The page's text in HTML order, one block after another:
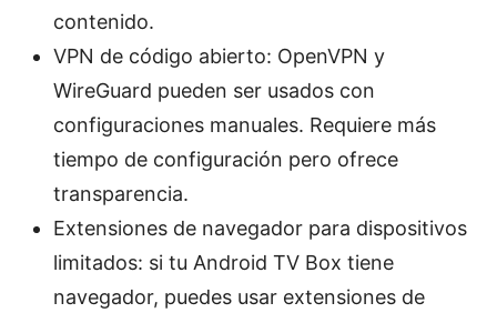
contenido.
VPN de código abierto: OpenVPN y
WireGuard pueden ser usados con
configuraciones manuales. Requiere más
tiempo de configuración pero ofrece
transparencia.
Extensiones de navegador para dispositivos
limitados: si tu Android TV Box tiene
navegador, puedes usar extensiones de